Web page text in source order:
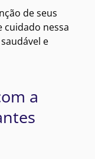
de seus
cuidado nessa
e
a